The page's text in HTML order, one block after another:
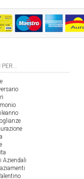
PER...
Aziendali